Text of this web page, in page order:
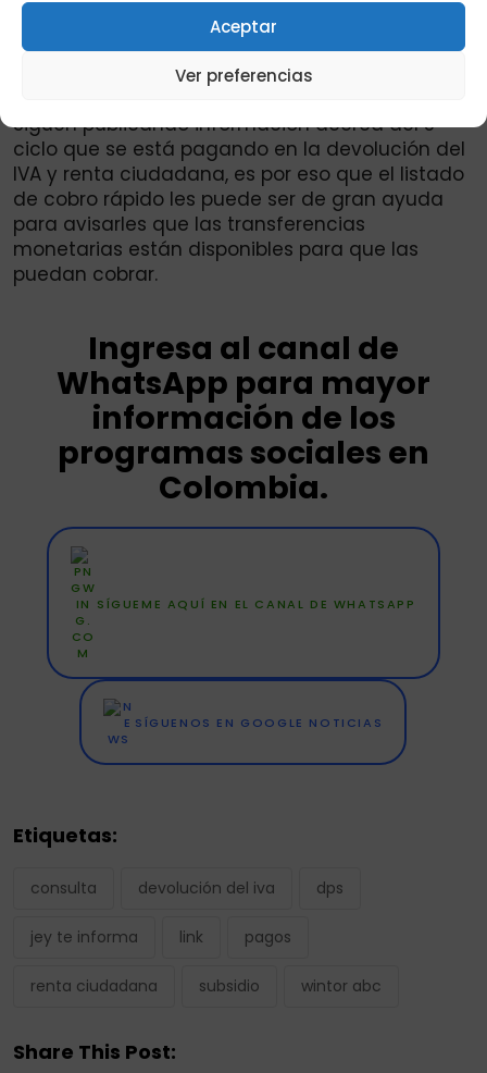
Aceptar
Ver preferencias
Los listados siguen siendo la forma más rápida,
organizada y anticipada de conocer cualquier
Siguen publicando información acerca del 5
ciclo que se está pagando en la devolución del
IVA y renta ciudadana, es por eso que el listado
de cobro rápido les puede ser de gran ayuda
para avisarles que las transferencias
monetarias están disponibles para que las
puedan cobrar.
Ingresa al canal de
WhatsApp para mayor
información de los
programas sociales en
Colombia.
SÍGUEME AQUÍ EN EL CANAL DE WHATSAPP
SÍGUENOS EN GOOGLE NOTICIAS
Etiquetas:
consulta devolución del iva dps
jey te informa link pagos
renta ciudadana subsidio wintor abc
Share This Post: